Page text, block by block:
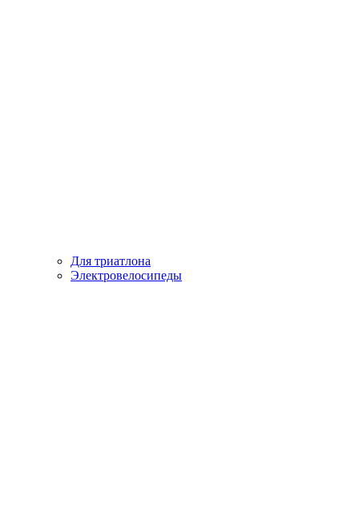
Для триатлона
Электровелосипеды